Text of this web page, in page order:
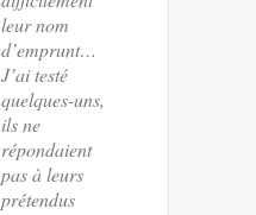
leur nom
d’emprunt…
J’ai testé
quelques-uns,
ils ne
répondaient
pas à leurs
prétendus